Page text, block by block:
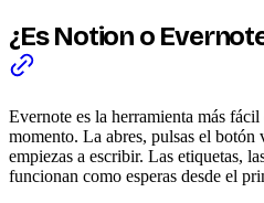
¿Es Notion o
Evernote es la herramienta más
momento. La abres, pulsas el botón
empiezas a escribir. Las etiquetas,
funcionan como esperas desde el